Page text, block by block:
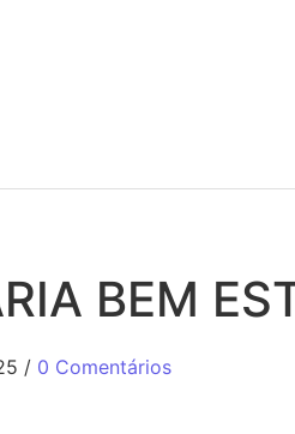
BEM
/ 0 Comentários